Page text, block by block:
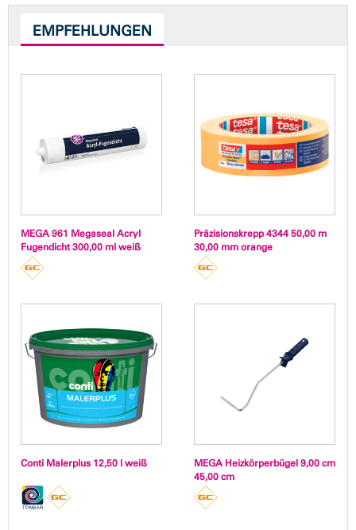
EMPFEHLUNGEN
MEGA 961 Megaseal Acryl
Fugendicht 300,00 ml weiß
Präzisionskrepp 4344 50,00 m
30,00 mm orange
Conti Malerplus 12,50 l weiß
MEGA Heizkörperbügel 9,00 cm
45,00 cm